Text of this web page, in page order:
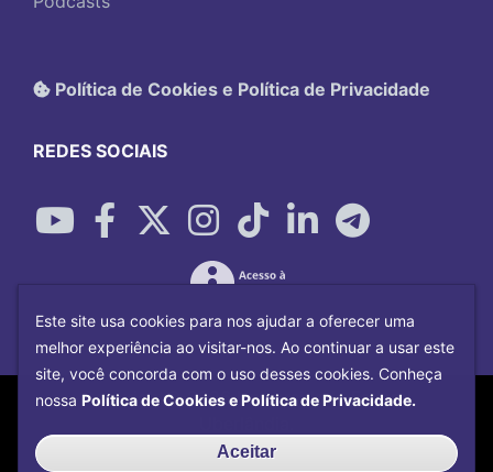
Política de Cookies e Política de Privacidade
REDES SOCIAIS
Copyright©2026Universidade Federal
Centro de Tecnologia da
Este site usa cookies para nos ajudar a oferecer uma
melhor experiência ao visitar-nos. Ao continuar a usar este
site, você concorda com o uso desses cookies. Conheça
nossa Política de Cookies e Política de Privacidade.
Aceitar